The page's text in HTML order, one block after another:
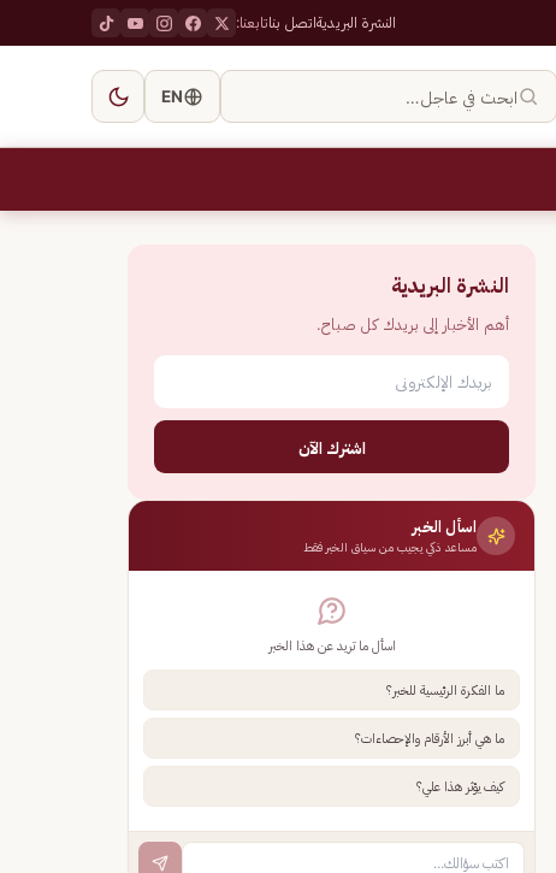
النشرة البريديةاتصل بناتابعنا:
ابحث في عاجل… EN
النشرة البريدية
أهم الأخبار إلى بريدك كل صباح.
اشترك الآن
اسأل الخبر
مساعد ذكي يجيب من سياق الخبر فقط
اسأل ما تريد عن هذا الخبر
ما الفكرة الرئيسية للخبر؟
ما هي أبرز الأرقام والإحصاءات؟
كيف يؤثر هذا علي؟